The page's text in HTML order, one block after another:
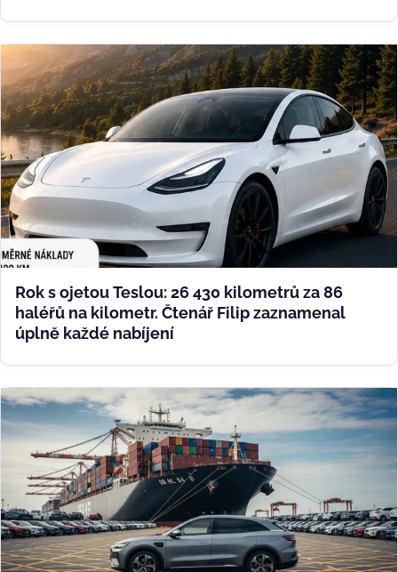
Rok s ojetou Teslou: 26 430 kilometrů za 86
haléřů na kilometr. Čtenář Filip zaznamenal
úplně každé nabíjení